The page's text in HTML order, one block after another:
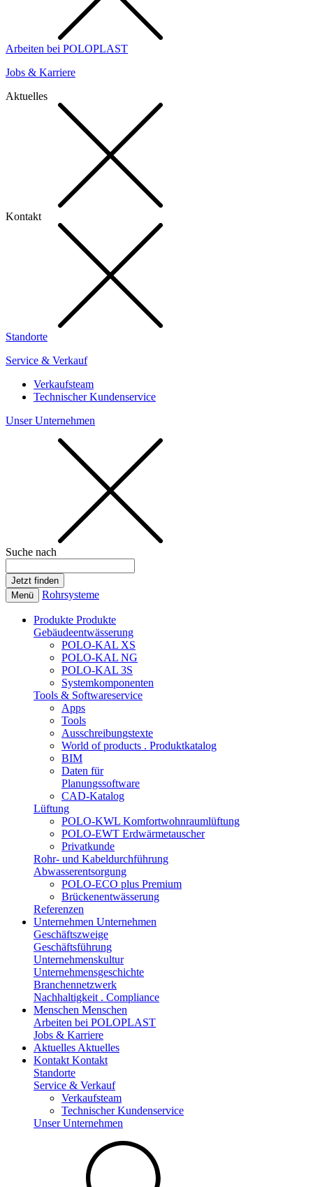
Arbeiten bei POLOPLAST
Jobs & Karriere
Aktuelles
Kontakt
Standorte
Service & Verkauf
Verkaufsteam
Technischer Kundenservice
Unser Unternehmen
Suche nach
Menü Rohrsysteme
Produkte Produkte
Gebäudeentwässerung
POLO-KAL XS
POLO-KAL NG
POLO-KAL 3S
Systemkomponenten
Tools & Softwareservice
Apps
Tools
Ausschreibungstexte
World of products . Produktkatalog
BIM
Daten für
Planungssoftware
CAD-Katalog
Lüftung
POLO-KWL Komfortwohnraumlüftung
POLO-EWT Erdwärmetauscher
Privatkunde
Rohr- und Kabeldurchführung
Abwasserentsorgung
POLO-ECO plus Premium
Brückenentwässerung
Referenzen
Unternehmen Unternehmen
Geschäftszweige
Geschäftsführung
Unternehmenskultur
Unternehmensgeschichte
Branchennetzwerk
Nachhaltigkeit . Compliance
Menschen Menschen
Arbeiten bei POLOPLAST
Jobs & Karriere
Aktuelles Aktuelles
Kontakt Kontakt
Standorte
Service & Verkauf
Verkaufsteam
Technischer Kundenservice
Unser Unternehmen